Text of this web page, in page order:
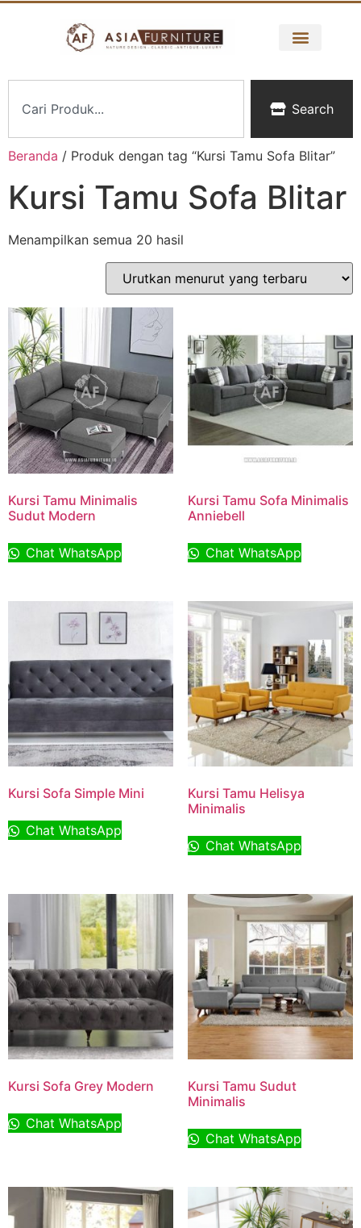
Search
Beranda / Produk dengan tag “Kursi Tamu Sofa Blitar”
Kursi Tamu Sofa Blitar
Menampilkan semua 20 hasil
Kursi Tamu Minimalis
Sudut Modern
Chat WhatsApp
Kursi Tamu Sofa Minimalis
Anniebell
Chat WhatsApp
Kursi Sofa Simple Mini
Chat WhatsApp
Kursi Tamu Helisya
Minimalis
Chat WhatsApp
Kursi Sofa Grey Modern
Chat WhatsApp
Kursi Tamu Sudut
Minimalis
Chat WhatsApp